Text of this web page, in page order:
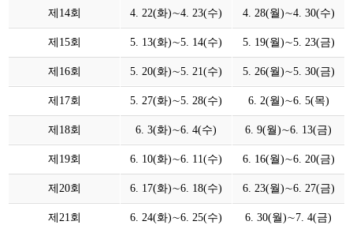
제14회 4. 22(화)∼4. 23(수) 4. 28(월)∼4. 30(수)
제15회 5. 13(화)∼5. 14(수) 5. 19(월)∼5. 23(금)
제16회 5. 20(화)∼5. 21(수) 5. 26(월)∼5. 30(금)
제17회 5. 27(화)∼5. 28(수) 6. 2(월)∼6. 5(목)
제18회 6. 3(화)∼6. 4(수) 6. 9(월)∼6. 13(금)
제19회 6. 10(화)∼6. 11(수) 6. 16(월)∼6. 20(금)
제20회 6. 17(화)∼6. 18(수) 6. 23(월)∼6. 27(금)
제21회 6. 24(화)∼6. 25(수) 6. 30(월)∼7. 4(금)